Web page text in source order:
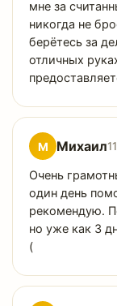
мне за
никогда не
берётесь за
отличных
М Михаил
Очень
один день
рекомендую.
но уже как 3
(